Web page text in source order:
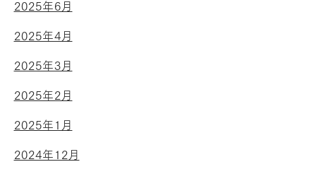
2025年6月
2025年4月
2025年3月
2025年2月
2025年1月
2024年12月